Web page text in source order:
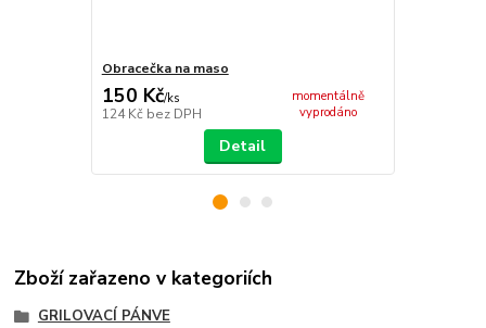
Obracečka na maso
150 Kč/ks
124 Kč bez DPH
momentálně
vyprodáno
Detail
Zboží zařazeno v kategoriích
GRILOVACÍ PÁNVE